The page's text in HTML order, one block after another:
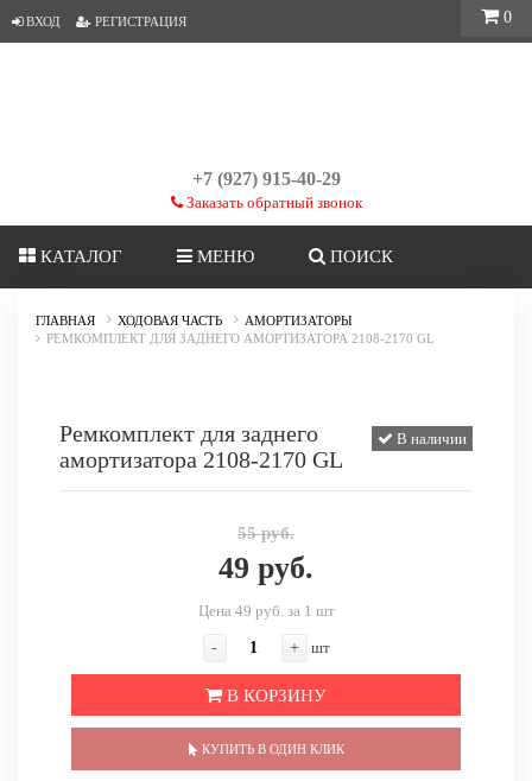
ВХОД РЕГИСТРАЦИЯ
+7 (927) 915-40-29
Заказать обратный звонок
КАТАЛОГ МЕНЮ ПОИСК
ГЛАВНАЯ ХОДОВАЯ ЧАСТЬ
АМОРТИЗАТОРЫ
РЕМКОМПЛЕКТ ДЛЯ ЗАДНЕГО АМОРТИЗАТОРА 2108-2170 GL
В наличии
Ремкомплект для заднего
амортизатора 2108-2170 GL
55 руб.
49 руб.
Цена 49 руб. за 1 шт
- + шт
В КОРЗИНУ
КУПИТЬ В ОДИН КЛИК
0